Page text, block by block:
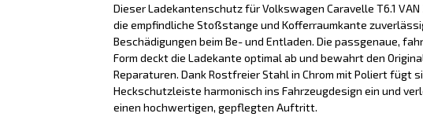
Dieser Ladekantenschutz für Volkswagen Caravelle T6.1
die empfindliche Stoßstange und Kofferraumkante
Beschädigungen beim Be- und Entladen. Die passgenaue,
Form deckt die Ladekante optimal ab und bewahrt den
Reparaturen. Dank Rostfreier Stahl in Chrom mit Poliert fügt
Heckschutzleiste harmonisch ins Fahrzeugdesign ein und
einen hochwertigen, gepflegten Auftritt.